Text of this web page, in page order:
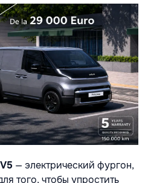
— электрический фургон,
того, чтобы упростить